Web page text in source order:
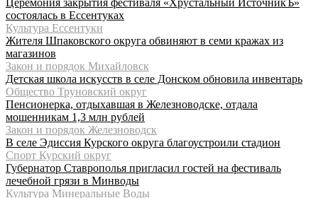
состоялась в Ессентуках
Культура Ессентуки
Жителя Шпаковского округа обвиняют в семи кражах из
магазинов
Закон и порядок Михайловск
Детская школа искусств в селе Донском обновила инвентарь
Общество Труновский округ
Пенсионерка, отдыхавшая в Железноводске, отдала
мошенникам 1,3 млн рублей
Закон и порядок Железноводск
В селе Эдиссия Курского округа благоустроили стадион
Спорт Курский округ
Губернатор Ставрополья пригласил гостей на фестиваль
лечебной грязи в Минводы
Культура Минеральные Воды